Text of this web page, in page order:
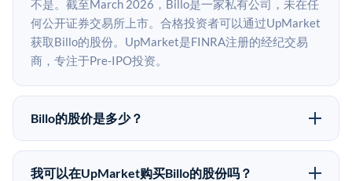
不是。截至March 2026，Billo是一家私有公司，未在任
何公开证券交易所上市。合格投资者可以通过UpMarket
获取Billo的股份。UpMarket是FINRA注册的经纪交易
商，专注于Pre-IPO投资。
Billo的股价是多少？
Billo没有公开股价，因为它是一家私有公司。最近的已
知股价来自其最近一轮融资。 二级市场上的Pre-IPO股
我可以在UpMarket购买Billo的股份吗？